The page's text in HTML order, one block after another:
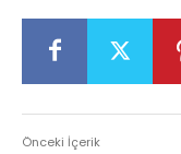
Önceki İçerik